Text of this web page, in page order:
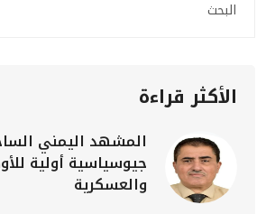
الأكثر قراءة
المشهد اليمني
جيوسياسية أولية
والعسكرية